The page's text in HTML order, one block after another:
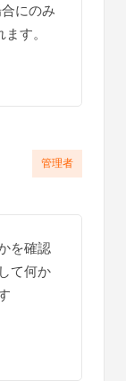
にのみ
す。
を確認
て何か
管理者